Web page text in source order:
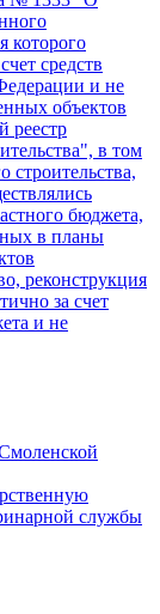
которого
средств
и не
объектов
реестр
в том
строительства,
бюджета,
в планы
реконструкция
за счет
и не
службы